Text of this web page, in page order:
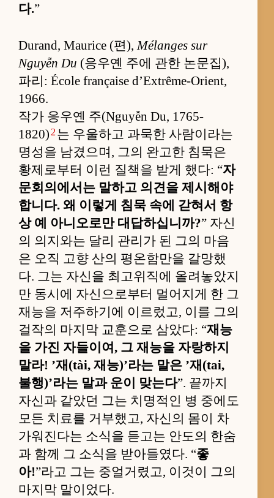
다.”
Durand, Maurice (편),Mélanges sur
Nguyễn Du (응우옌 주에 관한 논문집),
파리: École française d’Extrême-Orient,
1966.
작가 응우옌 주(Nguyễn Du, 1765-
1820) 2 는 우울하고 과묵한 사람이라는
명성을 남겼으며, 그의 완고한 침묵은
황제로부터 이런 질책을 받게 했다: “자
문회의에서는 말하고 의견을 제시해야
합니다. 왜 이렇게 침묵 속에 갇혀서 항
상 예 아니오로만 대답하십니까?” 자신
의 의지와는 달리 관리가 된 그의 마음
은 오직 고향 산의 평온함만을 갈망했
다. 그는 자신을 최고위직에 올려놓았지
만 동시에 자신으로부터 멀어지게 한 그
재능을 저주하기에 이르렀고, 이를 그의
걸작의 마지막 교훈으로 삼았다: “재능
을 가진 자들이여, 그 재능을 자랑하지
말라! ’재(tài, 재능)’라는 말은 ’재(tai,
불행)’라는 말과 운이 맞는다”. 끝까지
자신과 같았던 그는 치명적인 병 중에도
모든 치료를 거부했고, 자신의 몸이 차
가워진다는 소식을 듣고는 안도의 한숨
과 함께 그 소식을 받아들였다. “좋
아!”라고 그는 중얼거렸고, 이것이 그의
마지막 말이었다.